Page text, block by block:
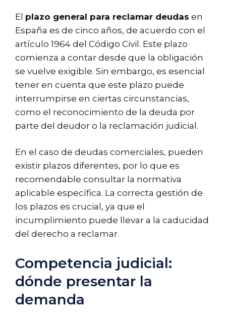
El plazo general para reclamar deudas en
España es de cinco años, de acuerdo con el
artículo 1964 del Código Civil. Este plazo
comienza a contar desde que la obligación
se vuelve exigible. Sin embargo, es esencial
tener en cuenta que este plazo puede
interrumpirse en ciertas circunstancias,
como el reconocimiento de la deuda por
parte del deudor o la reclamación judicial.
En el caso de deudas comerciales, pueden
existir plazos diferentes, por lo que es
recomendable consultar la normativa
aplicable específica. La correcta gestión de
los plazos es crucial, ya que el
incumplimiento puede llevar a la caducidad
del derecho a reclamar.
Competencia judicial:
dónde presentar la
demanda